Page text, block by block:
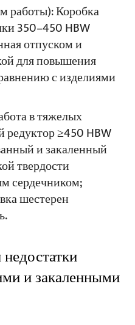
работы): Коробка
350–450 HBW
отпуском и
для повышения
с изделиями
в тяжелых
редуктор ≥450 HBW
и закаленный
твердости
сердечником;
шестерен
и закаленными